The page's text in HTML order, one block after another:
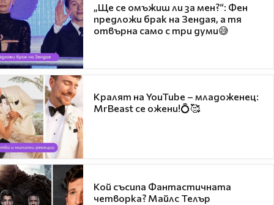
„Ще се омъжиш ли за мен?“: Фен
предложи брак на Зендая, а тя
отвърна само с три думи😅
Кралят на YouTube – младоженец:
MrBeast се ожени!💍🥰
Кой съсипа Фантастичната
четворка? Майлс Телър